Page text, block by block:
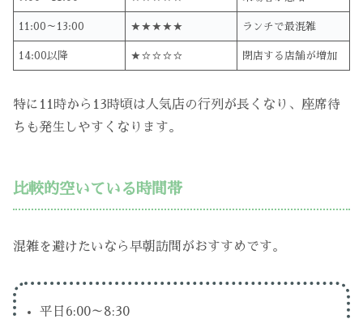
11:00～13:00 ★★★★★ ランチで最混雑
14:00以降 ★☆☆☆☆ 閉店する店舗が増加
特に11時から13時頃は人気店の行列が長くなり、座席待
ちも発生しやすくなります。
比較的空いている時間帯
混雑を避けたいなら早朝訪問がおすすめです。
平日6:00～8:30